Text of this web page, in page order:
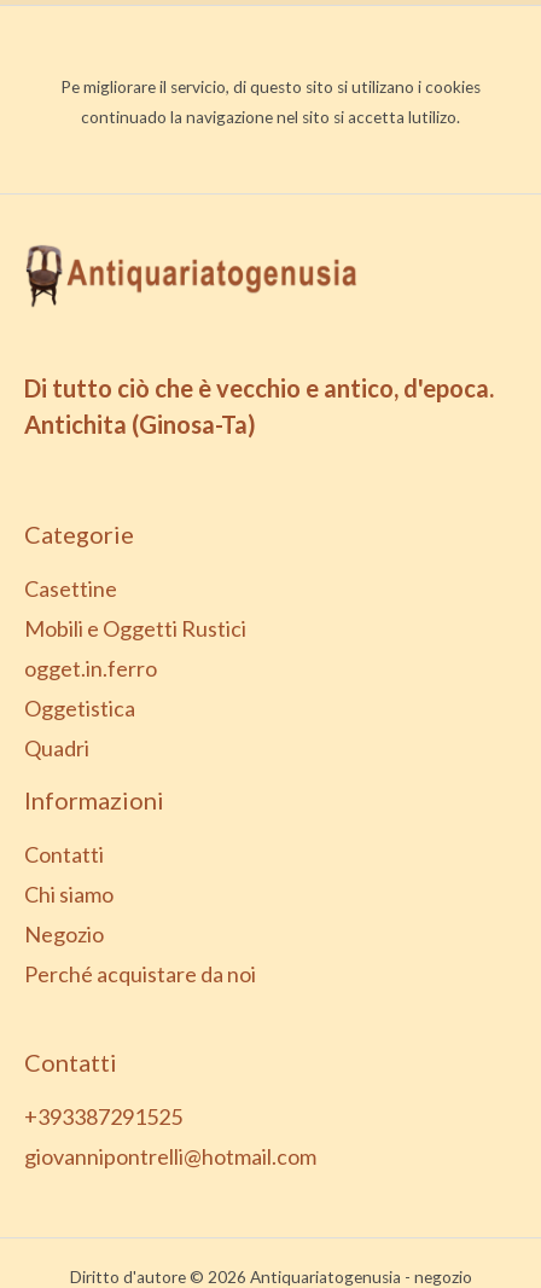
Pe migliorare il servicio, di questo sito si utilizano i cookies
continuado la navigazione nel sito si accetta lutilizo.
Di tutto ciò che è vecchio e antico, d'epoca.
Antichita (Ginosa-Ta)
Categorie
Casettine
Mobili e Oggetti Rustici
ogget.in.ferro
Oggetistica
Quadri
Informazioni
Contatti
Chi siamo
Negozio
Perché acquistare da noi
Contatti
+393387291525
giovannipontrelli@hotmail.com
Diritto d'autore © 2026 Antiquariatogenusia - negozio